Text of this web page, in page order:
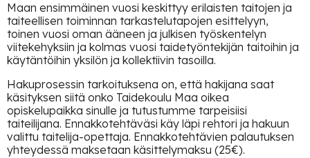
Maan ensimmäinen vuosi keskittyy erilaisten taitojen ja
taiteellisen toiminnan tarkastelutapojen esittelyyn,
toinen vuosi oman ääneen ja julkisen työskentelyn
viitekehyksiin ja kolmas vuosi taidetyöntekijän taitoihin ja
käytäntöihin yksilön ja kollektiivin tasoilla.
Hakuprosessin tarkoituksena on, että hakijana saat
käsityksen siitä onko Taidekoulu Maa oikea
opiskelupaikka sinulle ja tutustumme tarpeisiisi
taiteilijana. Ennakkotehtäväsi käy läpi rehtori ja hakuun
valittu taitelija-opettaja. Ennakkotehtävien palautuksen
yhteydessä maksetaan käsittelymaksu (25€).